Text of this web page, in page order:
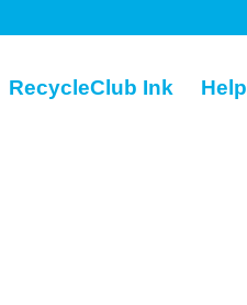
RecycleClub Ink Help